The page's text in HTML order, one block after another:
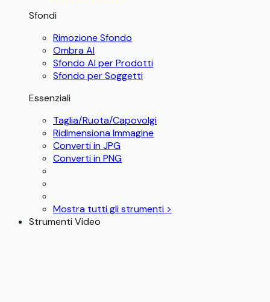
Sfondi
Rimozione Sfondo
Ombra AI
Sfondo AI per Prodotti
Sfondo per Soggetti
Essenziali
Taglia/Ruota/Capovolgi
Ridimensiona Immagine
Converti in JPG
Converti in PNG
Mostra tutti gli strumenti >
Strumenti Video